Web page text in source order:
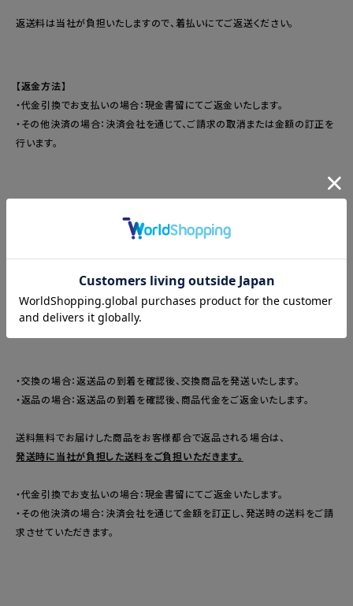
返送料は当社が負担いたしますので、着払いにてご返送ください。
【返金方法】
・代金引換でお支払いの場合：現金書留にてご返金いたします。
・その他決済の場合：決済会社を通じて、ご請求の取消または金額の訂正を
行います。
【お客様都合による返品・交換（お客様負担）】
商品到着後7日以内にご連絡いただいた場合に限り、返品・交換を承ります。
イメージ違い、サイズ・カラー違いなどによる返品・交換の返送料は、お客様
のご負担となります。
※商品は、ご連絡後4日以内にご返送ください。
・交換の場合：返送品の到着を確認後、交換商品を発送いたします。
・返品の場合：返送品の到着を確認後、商品代金をご返金いたします。
送料無料でお届けした商品をお客様都合で返品される場合は、
発送時に当社が負担した送料をご負担いただきます。
・代金引換でお支払いの場合：現金書留にてご返金いたします。
・その他決済の場合：決済会社を通じて金額を訂正し、発送時の送料をご請
求させていただきます。